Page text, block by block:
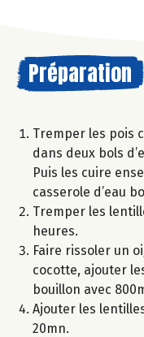
Préparation
Tremper les pois
dans deux bols
Puis les cuire
casserole d’eau
Tremper les
heures.
Faire rissoler un
cocotte, ajouter
bouillon avec
Ajouter les
20mn.